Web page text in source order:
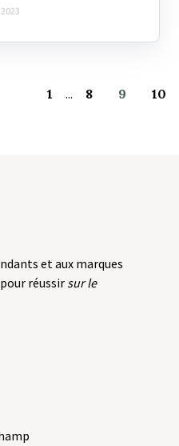
1 ... 8 9 10
et aux marques
réussir sur le